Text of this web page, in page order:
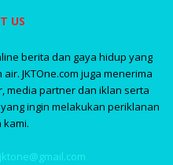
US
berita dan gaya hidup yang
JKTOne.com juga menerima
media partner dan iklan serta
ingin melakukan periklanan
kami.